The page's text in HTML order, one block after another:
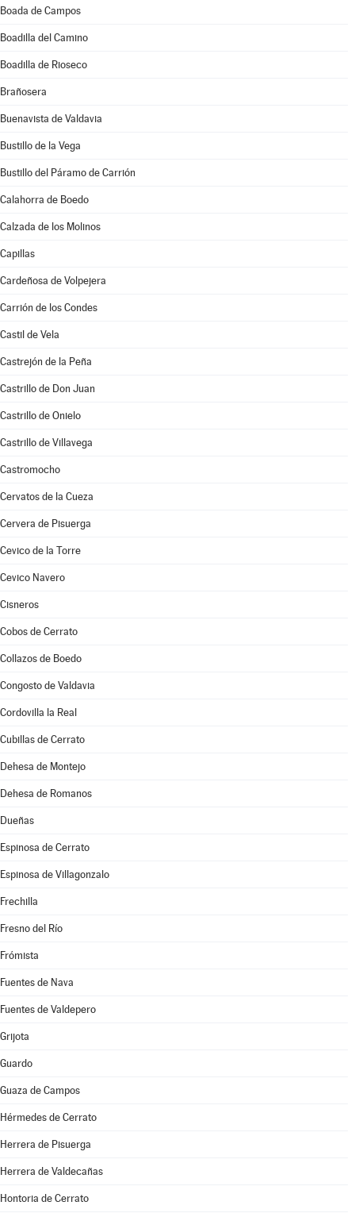
Boada de Campos
Boadilla del Camino
Boadilla de Rioseco
Brañosera
Buenavista de Valdavia
Bustillo de la Vega
Bustillo del Páramo de Carrión
Calahorra de Boedo
Calzada de los Molinos
Capillas
Cardeñosa de Volpejera
Carrión de los Condes
Castil de Vela
Castrejón de la Peña
Castrillo de Don Juan
Castrillo de Onielo
Castrillo de Villavega
Castromocho
Cervatos de la Cueza
Cervera de Pisuerga
Cevico de la Torre
Cevico Navero
Cisneros
Cobos de Cerrato
Collazos de Boedo
Congosto de Valdavia
Cordovilla la Real
Cubillas de Cerrato
Dehesa de Montejo
Dehesa de Romanos
Dueñas
Espinosa de Cerrato
Espinosa de Villagonzalo
Frechilla
Fresno del Río
Frómista
Fuentes de Nava
Fuentes de Valdepero
Grijota
Guardo
Guaza de Campos
Hérmedes de Cerrato
Herrera de Pisuerga
Herrera de Valdecañas
Hontoria de Cerrato